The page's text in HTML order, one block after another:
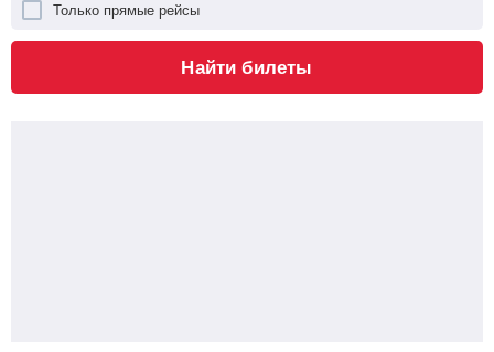
Только прямые рейсы
Найти билеты